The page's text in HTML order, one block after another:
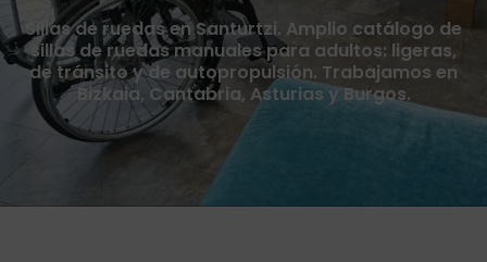
Sillas de ruedas en Santurtzi. Amplio catálogo de
sillas de ruedas manuales para adultos: ligeras,
de tránsito y de autopropulsión. Trabajamos en
Bizkaia, Cantabria, Asturias y Burgos.